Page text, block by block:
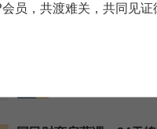
员，共渡难关，共同见证